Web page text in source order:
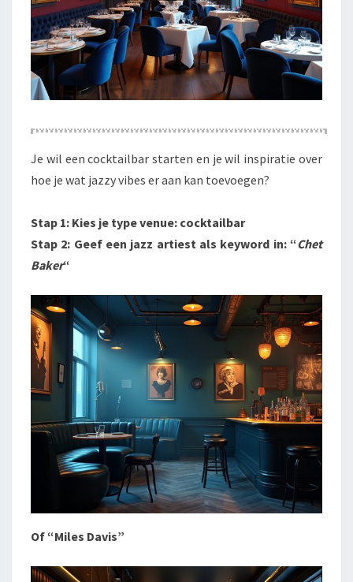
Je wil een cocktailbar starten en je wil inspiratie over
hoe je wat jazzy vibes er aan kan toevoegen?
Stap 1: Kies je type venue: cocktailbar
Stap 2: Geef een jazz artiest als keyword in: “Chet
Baker“
Of “Miles Davis”